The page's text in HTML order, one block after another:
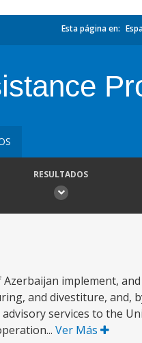
Esta página en:
RESULTADOS
implement,
and divestiture, and,
services to the
Ver Más